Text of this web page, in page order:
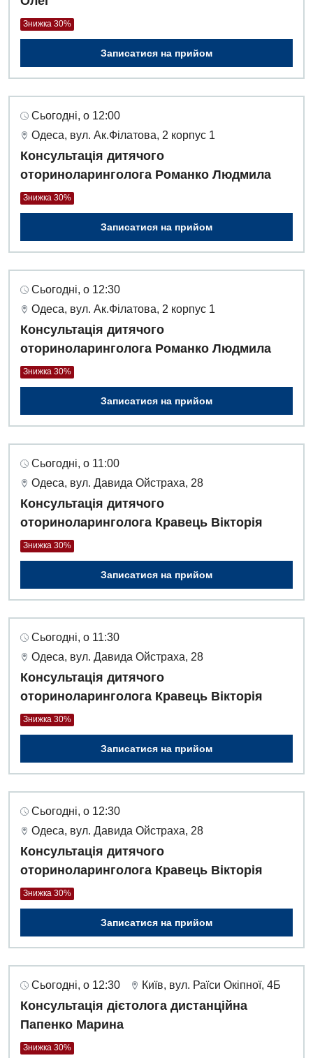
Вакансії
Заходи БПР
Програма лояльності
Відгуки
Діагностика
Ангіографічні дослідження
Ендоскопічне відділення
Інструментальна діагностика
Комп’ютерна томографія
Магнітно-резонансна томографія
Нейросонографія
УЗД
Для дорослих
Відділ госпіталізації
Відділення кардіосудинної патології та неврології
Відділення інтенсивної терапії
Гінекологічне відділення
Денний стаціонар
Діагностичне відділення
Онкологічне відділлення
Офтальмологічне відділення
Педіатричне відділення
Декларування
Лікування гострого інфаркту
Національний скринінг здоров’я 40+
Українська
Російська
Знижка 30%
Записатися на прийом
Сьогодні, о 12:00
Одеса, вул. Ак.Філатова, 2 корпус 1
Консультація дитячого
оториноларинголога Романко Людмила
Знижка 30%
Записатися на прийом
Сьогодні, о 12:30
Одеса, вул. Ак.Філатова, 2 корпус 1
Консультація дитячого
оториноларинголога Романко Людмила
Знижка 30%
Записатися на прийом
Сьогодні, о 11:00
Одеса, вул. Давида Ойстраха, 28
Консультація дитячого
оториноларинголога Кравець Вікторія
Знижка 30%
Записатися на прийом
Сьогодні, о 11:30
Одеса, вул. Давида Ойстраха, 28
Консультація дитячого
оториноларинголога Кравець Вікторія
Знижка 30%
Записатися на прийом
Сьогодні, о 12:30
Одеса, вул. Давида Ойстраха, 28
Консультація дитячого
оториноларинголога Кравець Вікторія
Знижка 30%
Записатися на прийом
Сьогодні, о 12:30 Київ, вул. Раїси Окіпної, 4Б
Консультація дієтолога дистанційна
Папенко Марина
Знижка 30%